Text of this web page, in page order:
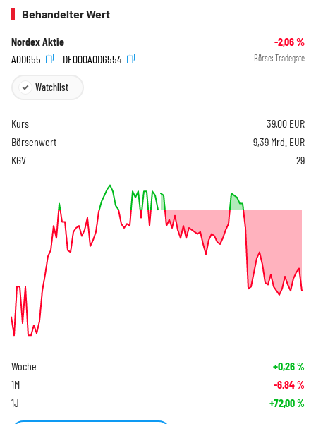
Behandelter Wert
Nordex Aktie -2,06%
A0D655
DE000A0D6554 Börse: Tradegate
Watchlist
Kurs 39,00 EUR
Börsenwert
9,39 Mrd. EUR
KGV
29
Woche +0,26%
1M -6,84%
1J +72,00%